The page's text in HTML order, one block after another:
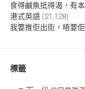
食得鹹魚抵得渴，有
港式英語 (21,128)
我要推佢出街，唔要
標籤